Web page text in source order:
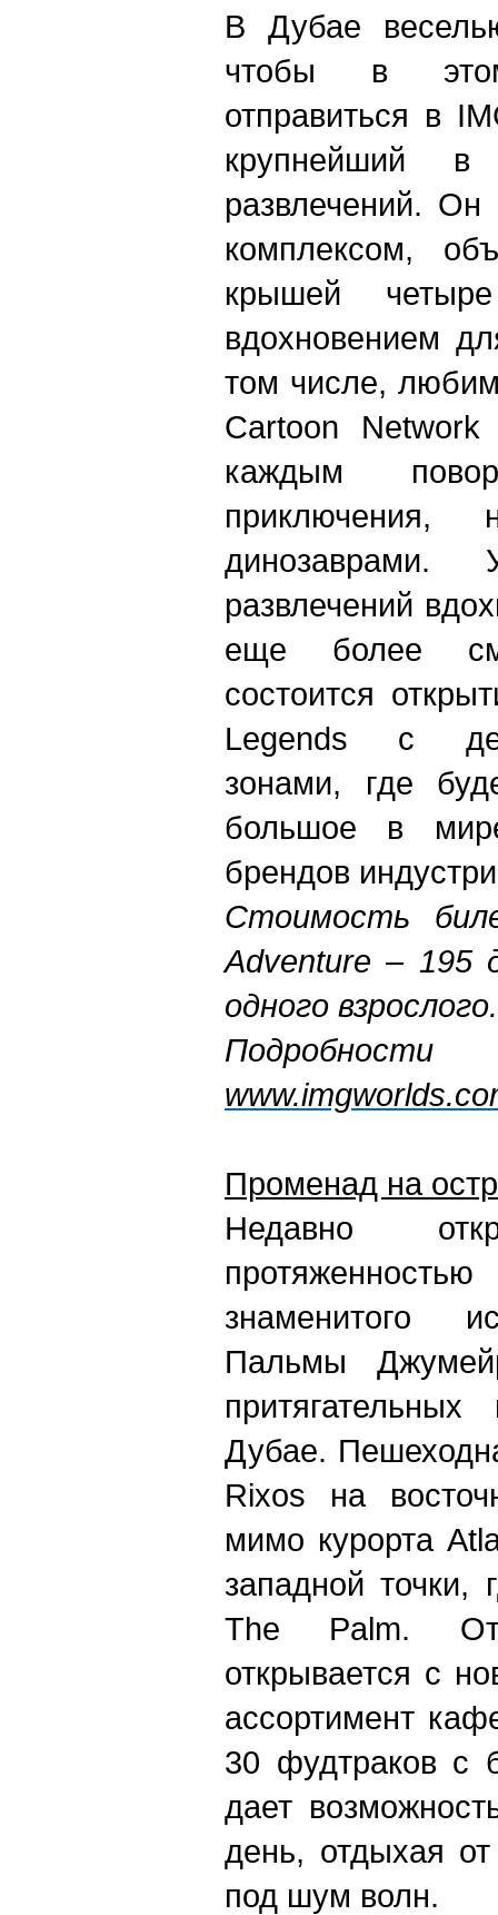
В Дубае
чтобы в
отправиться в
крупнейший
развлечений.
комплексом,
крышей
вдохновением
том числе,
Cartoon
каждым
динозаврами.
развлечений
еще более
состоится
Legends с
зонами, где
большое в
брендов
Стоимость
Adventure – 195
одного взрослого.
Променад на
Недавно
знаменитого
Пальмы
Дубае.
Rixos на
мимо курорта
западной точки,
The Palm.
открывается с
ассортимент
30 фудтраков с
дает
день, отдыхая
под шум волн.